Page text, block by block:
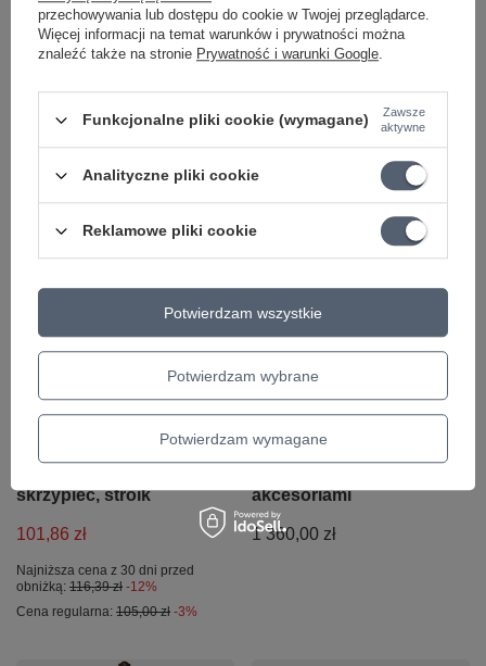
2LP płyta winylowa
164,43 zł
splatter
171,86 zł
Polecamy
Tuner skrzypcowy
skrzypiec, stroik
101,86 zł
Najniższa cena z 30 dni przed
obniżką: 116,39 zł -12%
Cena regularna: 105,00 zł -3%
4/4 La Mancha Rubi CM
akcesoriami
1 360,00 zł
przechowywania lub dostępu do cookie w Twojej przeglądarce.
Więcej informacji na temat warunków i prywatności można
znaleźć także na stronie Prywatność i warunki Google.
Funkcjonalne pliki cookie (wymagane)
Zawsze
aktywne
Analityczne pliki cookie
Reklamowe pliki cookie
Potwierdzam wybrane
Potwierdzam wymagane
Potwierdzam wszystkie